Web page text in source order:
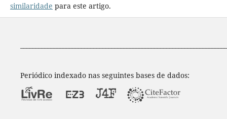
similaridade para este artigo.
Periódico indexado nas seguintes bases de dados: